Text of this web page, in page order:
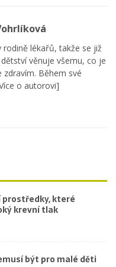
rodině lékařů, takže se již
věnuje všemu, co je
zdravím. Během své
o autorovi]
prostředky, které
krevní tlak
být pro malé děti